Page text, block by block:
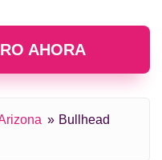
AHORA
Bullhead